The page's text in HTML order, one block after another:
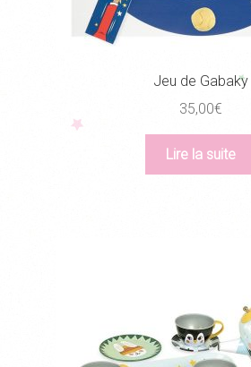
Jeu de Gabaky
35,00€
Lire la suite